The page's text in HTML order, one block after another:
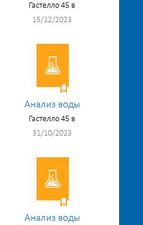
Гастелло 45 в
15/12/2023
Анализ воды
Гастелло 45 в
31/10/2023
Анализ воды